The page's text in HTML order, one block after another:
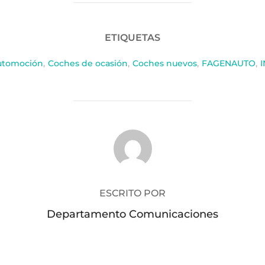
ETIQUETAS
, Coches de ocasión, Coches nuevos, FAGENAUTO,
AUTOR DE LA PUBLICACIÓN
ESCRITO POR
Departamento Comunicaciones